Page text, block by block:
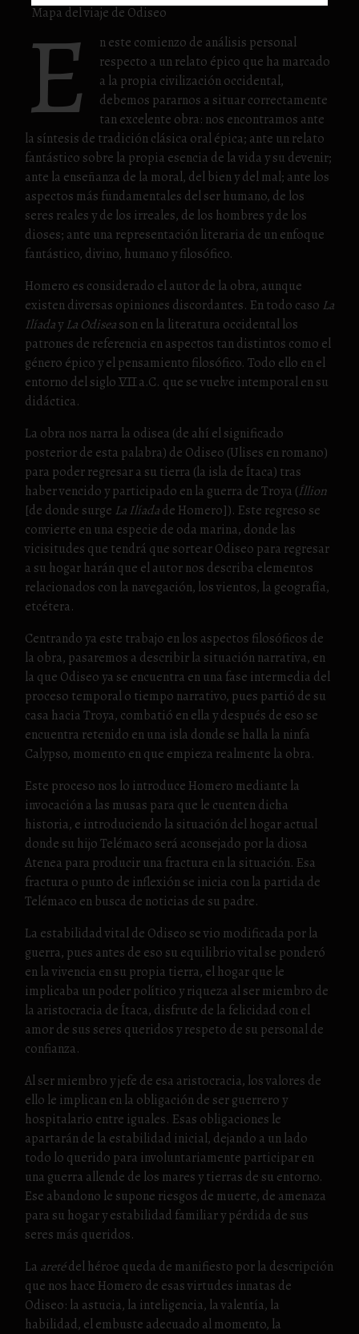
Mapa del viaje de Odiseo
E
n este comienzo de análisis personal
respecto a un relato épico que ha marcado
a la propia civilización occidental,
debemos pararnos a situar correctamente
tan excelente obra: nos encontramos ante
la síntesis de tradición clásica oral épica; ante un relato
fantástico sobre la propia esencia de la vida y su devenir;
ante la enseñanza de la moral, del bien y del mal; ante los
aspectos más fundamentales del ser humano, de los
seres reales y de los irreales, de los hombres y de los
dioses; ante una representación literaria de un enfoque
fantástico, divino, humano y filosófico.
Homero es considerado el autor de la obra, aunque
existen diversas opiniones discordantes. En todo caso La
IlíadayLa Odiseason en la literatura occidental los
patrones de referencia en aspectos tan distintos como el
género épico y el pensamiento filosófico. Todo ello en el
entorno del siglo VII a.C. que se vuelve intemporal en su
didáctica.
La obra nos narra la odisea (de ahí el significado
posterior de esta palabra) de Odiseo (Ulises en romano)
para poder regresar a su tierra (la isla de Ítaca) tras
haber vencido y participado en la guerra de Troya (Íllion
[de donde surge La Ilíadade Homero]). Este regreso se
convierte en una especie de oda marina, donde las
vicisitudes que tendrá que sortear Odiseo para regresar
a su hogar harán que el autor nos describa elementos
relacionados con la navegación, los vientos, la geografía,
etcétera.
Centrando ya este trabajo en los aspectos filosóficos de
la obra, pasaremos a describir la situación narrativa, en
la que Odiseo ya se encuentra en una fase intermedia del
proceso temporal o tiempo narrativo, pues partió de su
casa hacia Troya, combatió en ella y después de eso se
encuentra retenido en una isla donde se halla la ninfa
Calypso, momento en que empieza realmente la obra.
Este proceso nos lo introduce Homero mediante la
invocación a las musas para que le cuenten dicha
historia, e introduciendo la situación del hogar actual
donde su hijo Telémaco será aconsejado por la diosa
Atenea para producir una fractura en la situación. Esa
fractura o punto de inflexión se inicia con la partida de
Telémaco en busca de noticias de su padre.
La estabilidad vital de Odiseo se vio modificada por la
guerra, pues antes de eso su equilibrio vital se ponderó
en la vivencia en su propia tierra, el hogar que le
implicaba un poder político y riqueza al ser miembro de
la aristocracia de Ítaca, disfrute de la felicidad con el
amor de sus seres queridos y respeto de su personal de
confianza.
Al ser miembro y jefe de esa aristocracia, los valores de
ello le implican en la obligación de ser guerrero y
hospitalario entre iguales. Esas obligaciones le
apartarán de la estabilidad inicial, dejando a un lado
todo lo querido para involuntariamente participar en
una guerra allende de los mares y tierras de su entorno.
Ese abandono le supone riesgos de muerte, de amenaza
para su hogar y estabilidad familiar y pérdida de sus
seres más queridos.
La aretédel héroe queda de manifiesto por la descripción
que nos hace Homero de esas virtudes innatas de
Odiseo: la astucia, la inteligencia, la valentía, la
habilidad, el embuste adecuado al momento, la